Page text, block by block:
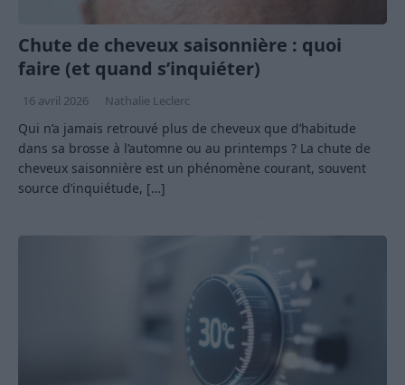
Chute de cheveux saisonnière : quoi
faire (et quand s’inquiéter)
16 avril 2026 Nathalie Leclerc
Qui n’a jamais retrouvé plus de cheveux que d’habitude
dans sa brosse à l’automne ou au printemps ? La chute de
cheveux saisonnière est un phénomène courant, souvent
source d’inquiétude, […]